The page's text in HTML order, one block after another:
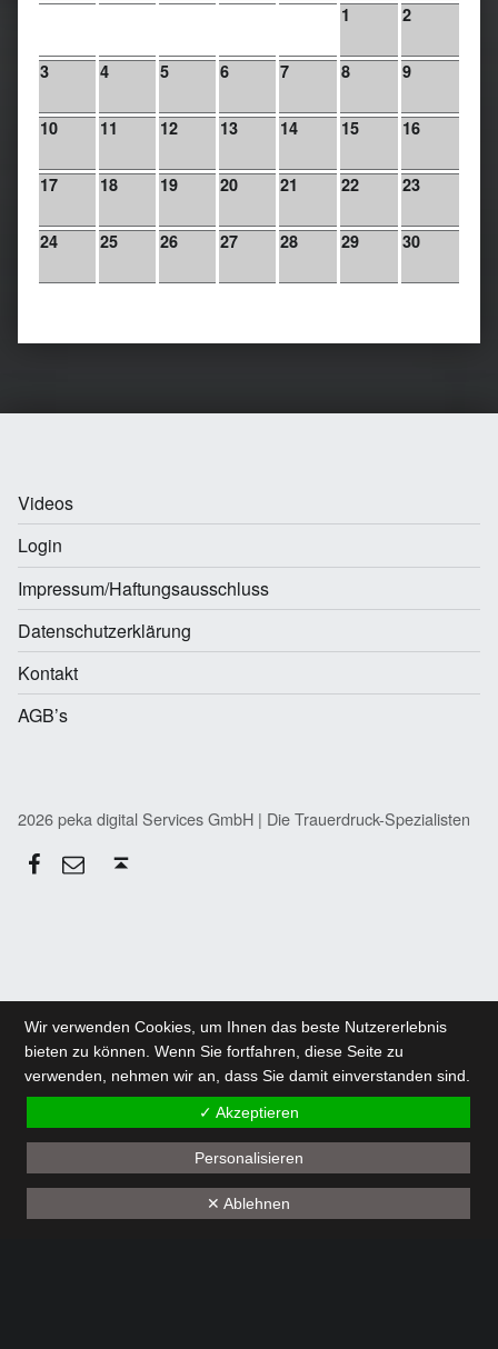
Menu
1 2
3 4 5 6 7 8 9
10 11 12 13 14 15 16
17 18 19 20 21 22 23
24 25 26 27 28 29 30
Videos
Login
Impressum/Haftungsausschluss
Datenschutzerklärung
Kontakt
AGB’s
2026 peka digital Services GmbH | Die Trauerdruck-Spezialisten
Facebook
Wir verwenden Cookies, um Ihnen das beste Nutzererlebnis
bieten zu können. Wenn Sie fortfahren, diese Seite zu
verwenden, nehmen wir an, dass Sie damit einverstanden sind.
✓ Akzeptieren
Personalisieren
✕ Ablehnen